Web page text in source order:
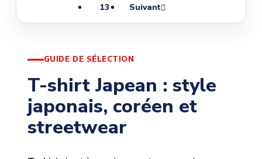
13
Suivant
GUIDE DE SÉLECTION
T-shirt Japean : style
japonais, coréen et
streetwear